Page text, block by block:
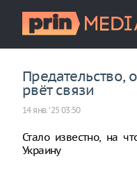
Предательство,
рвёт связи
14 янв. ‘25 03:50
Стало известно, на
Украину